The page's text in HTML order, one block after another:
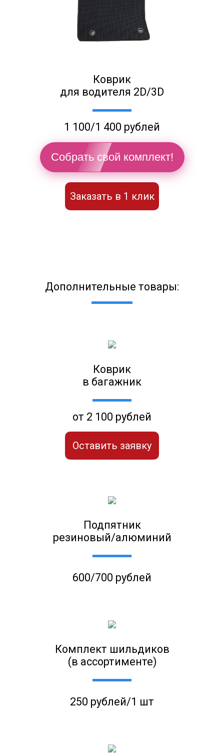
Коврик
для водителя 2D/3D
1 100/1 400 рублей
Собрать свой комплект!
Заказать в 1 клик
Дополнительные товары:
Коврик
в багажник
от 2 100 рублей
Оставить заявку
Подпятник
резиновый/алюминий
600/700 рублей
Комплект шильдиков
(в ассортименте)
250 рублей/1 шт